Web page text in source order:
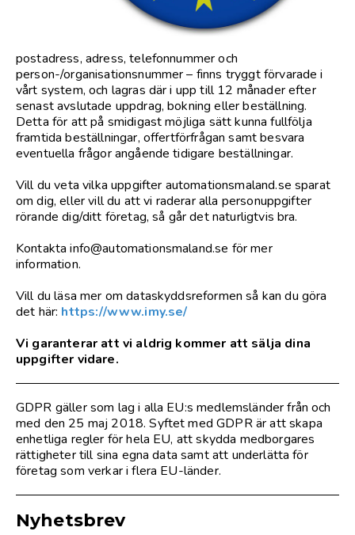
postadress, adress, telefonnummer och
person-/organisationsnummer – finns tryggt förvarade i
vårt system, och lagras där i upp till 12 månader efter
senast avslutade uppdrag, bokning eller beställning.
Detta för att på smidigast möjliga sätt kunna fullfölja
framtida beställningar, offertförfrågan samt besvara
eventuella frågor angående tidigare beställningar.
Vill du veta vilka uppgifter automationsmaland.se sparat
om dig, eller vill du att vi raderar alla personuppgifter
rörande dig/ditt företag, så går det naturligtvis bra.
Kontakta info@automationsmaland.se för mer
information.
Vill du läsa mer om dataskyddsreformen så kan du göra
det här: https://www.imy.se/
Vi garanterar att vi aldrig kommer att sälja dina
uppgifter vidare.
GDPR gäller som lag i alla EU:s medlemsländer från och
med den 25 maj 2018. Syftet med GDPR är att skapa
enhetliga regler för hela EU, att skydda medborgares
rättigheter till sina egna data samt att underlätta för
företag som verkar i flera EU-länder.
Nyhetsbrev